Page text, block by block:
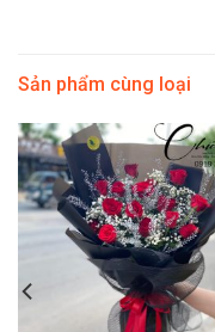
Sản phẩm cùng loại